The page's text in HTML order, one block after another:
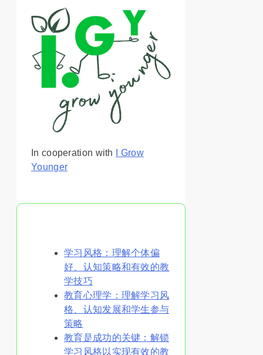
In cooperation with
I Grow
Younger
学习风格：理解个体偏
好、认知策略和有效的教
学技巧
教育心理学：理解学习风
格、认知发展和学生参与
策略
教育是成功的关键：解锁
学习风格以实现有效的教